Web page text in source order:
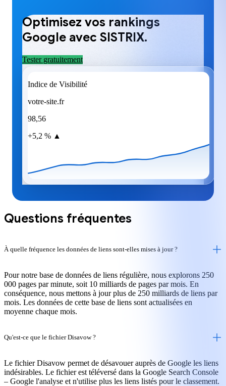
Optimisez vos rankings
Google avec SISTRIX.
Tester gratuitement
Indice de Visibilité
votre-site.fr
98,56
+5,2 % ▲
Questions fréquentes
À quelle fréquence les données de liens sont-elles mises à jour ?
Pour notre base de données de liens régulière, nous explorons 250
000 pages par minute, soit 10 milliards de pages par mois. En
conséquence, nous mettons à jour plus de 250 milliards de liens par
mois. Les données de cette base de liens sont actualisées en
moyenne chaque mois.
Qu'est-ce que le fichier Disavow ?
Le fichier Disavow permet de désavouer auprès de Google les liens
indésirables. Le fichier est téléversé dans la Google Search Console
– Google l'analyse et n'utilise plus les liens listés pour le classement.